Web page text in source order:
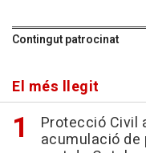
Contingut patrocinat
El més llegit
Protecció Civil
acumulació de